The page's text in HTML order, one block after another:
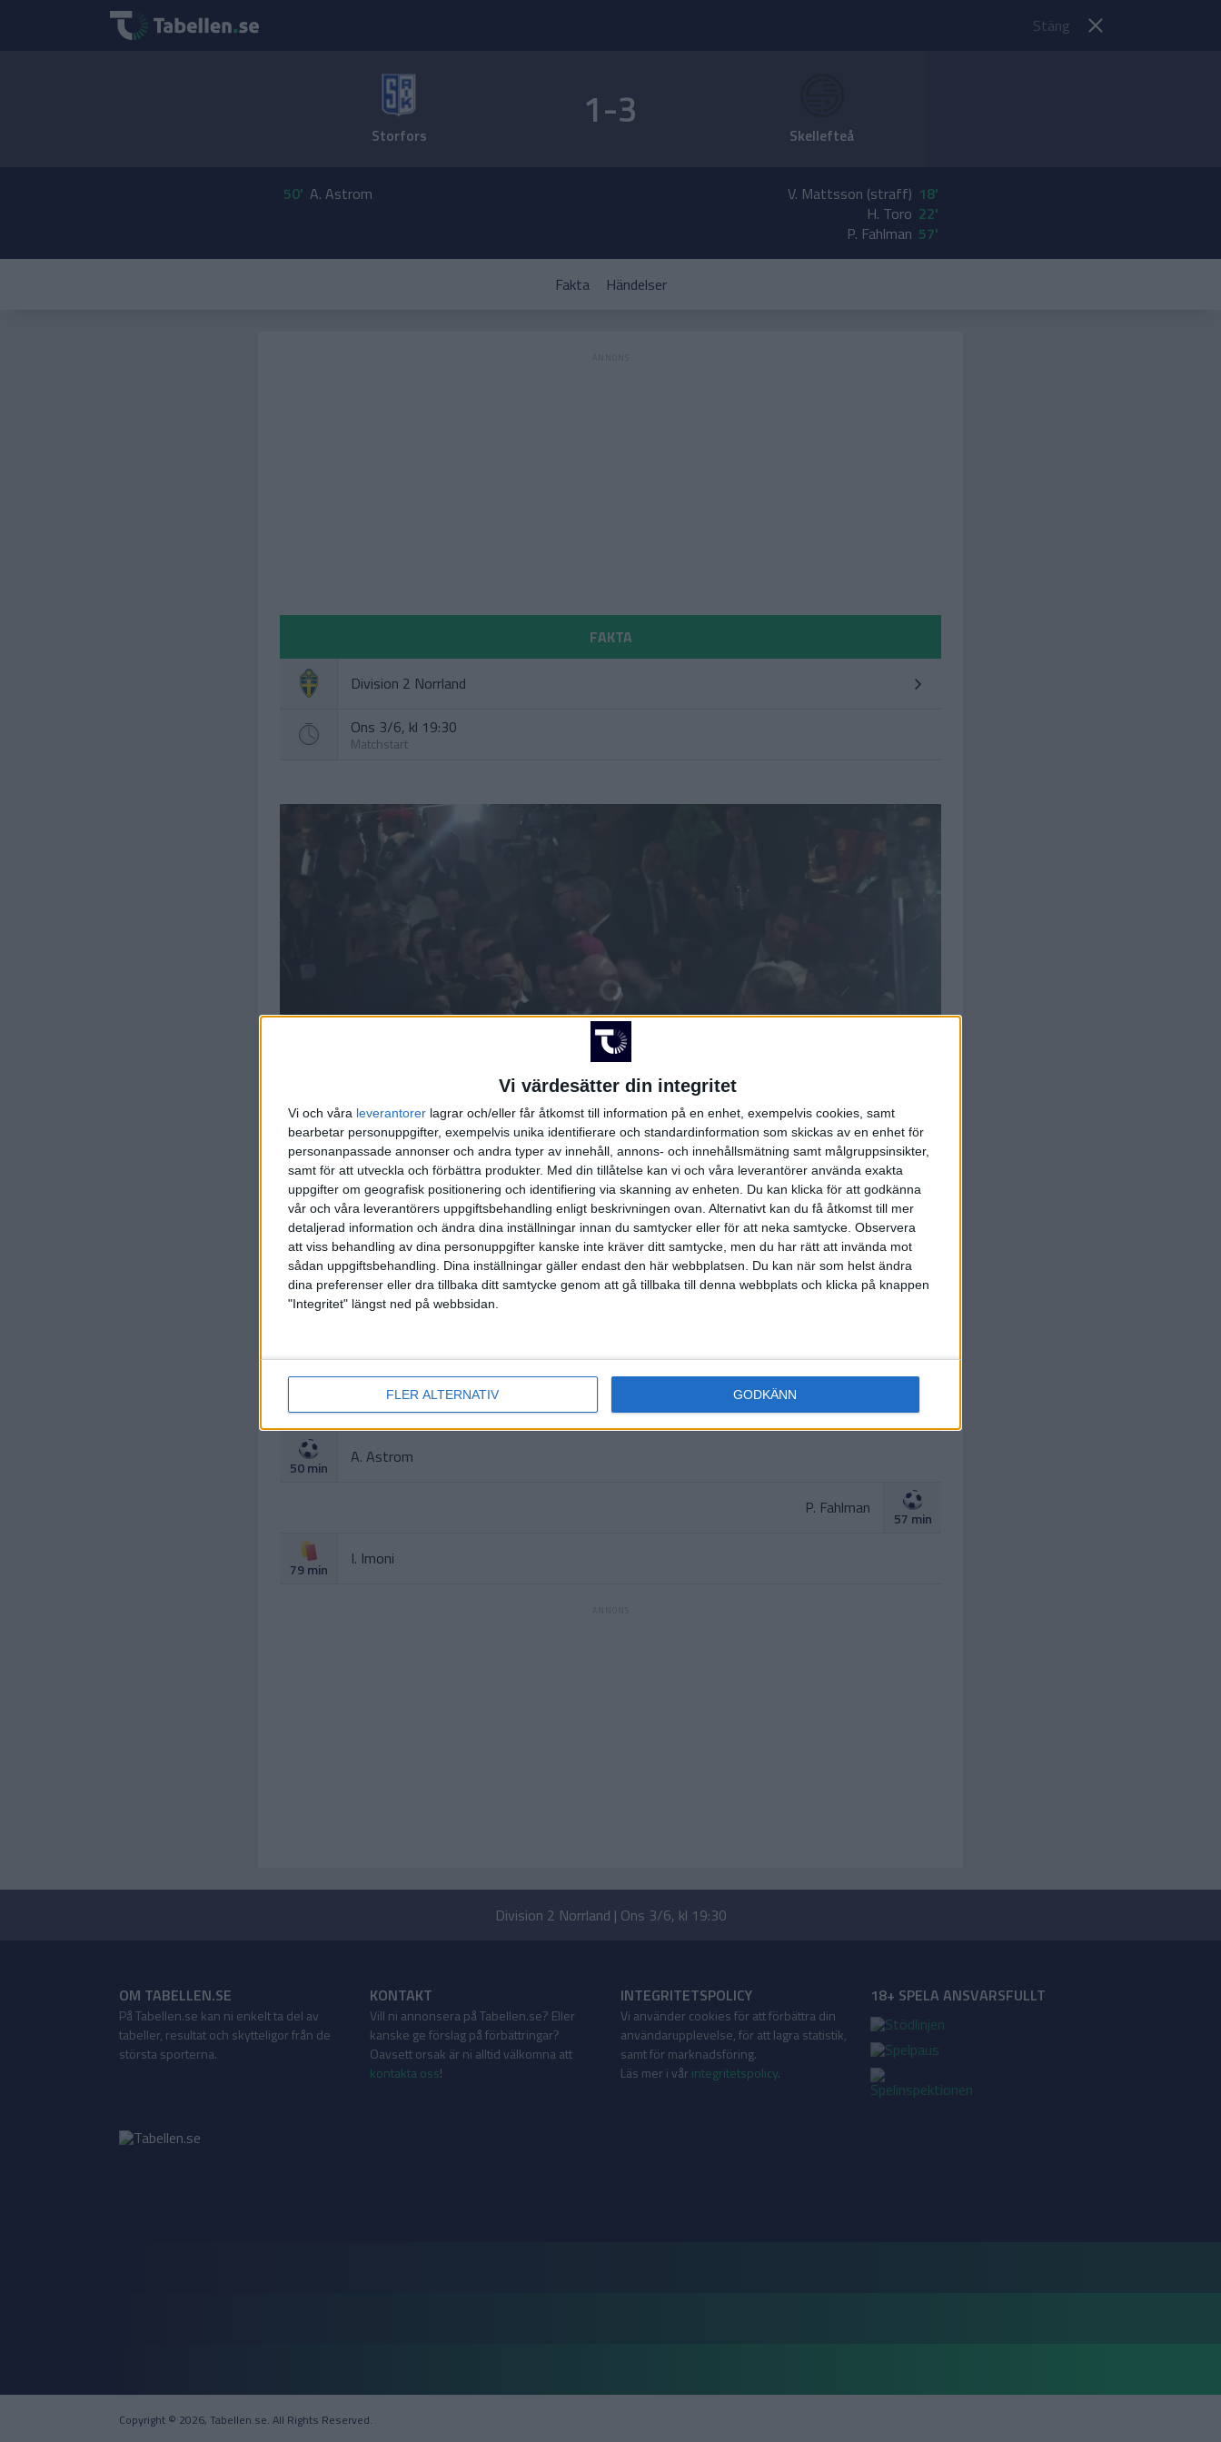
Vi värdesätter din integritet
Vi och våra leverantorer lagrar och/eller får åtkomst till information på en enhet, exempelvis cookies, samt
bearbetar personuppgifter, exempelvis unika identifierare och standardinformation som skickas av en enhet för
personanpassade annonser och andra typer av innehåll, annons- och innehållsmätning samt målgruppsinsikter,
samt för att utveckla och förbättra produkter. Med din tillåtelse kan vi och våra leverantörer använda exakta
uppgifter om geografisk positionering och identifiering via skanning av enheten. Du kan klicka för att godkänna
vår och våra leverantörers uppgiftsbehandling enligt beskrivningen ovan. Alternativt kan du få åtkomst till mer
detaljerad information och ändra dina inställningar innan du samtycker eller för att neka samtycke. Observera
att viss behandling av dina personuppgifter kanske inte kräver ditt samtycke, men du har rätt att invända mot
sådan uppgiftsbehandling. Dina inställningar gäller endast den här webbplatsen. Du kan när som helst ändra
dina preferenser eller dra tillbaka ditt samtycke genom att gå tillbaka till denna webbplats och klicka på knappen
"Integritet" längst ned på webbsidan.
FLER ALTERNATIV GODKÄNN
Stäng
Storfors 1-3 Skellefteå
50' A. Astrom V. Mattsson (straff) 18'
H. Toro 22'
P. Fahlman 57'
Fakta Händelser
FAKTA
Division 2 Norrland
Ons 3/6, kl 19:30
Matchstart
HÄNDELSER
1:a halvlek
H. Toro
22 min
2:a halvlek
50 min
A. Astrom
P. Fahlman
57 min
79 min
I. Imoni
Division 2 Norrland | Ons 3/6, kl 19:30
OM TABELLEN.SE
På Tabellen.se kan ni enkelt ta del av
tabeller, resultat och skytteligor från de
största sporterna.
KONTAKT
Vill ni annonsera på Tabellen.se? Eller
kanske ge förslag på förbättringar?
Oavsett orsak är ni alltid välkomna att
kontakta oss!
INTEGRITETSPOLICY
Vi använder cookies för att förbättra din
användarupplevelse, för att lagra statistik,
samt för marknadsföring.
Läs mer i vår integritetspolicy.
18+ SPELA ANSVARSFULLT
Copyright © 2026, Tabellen.se. All Rights Reserved.